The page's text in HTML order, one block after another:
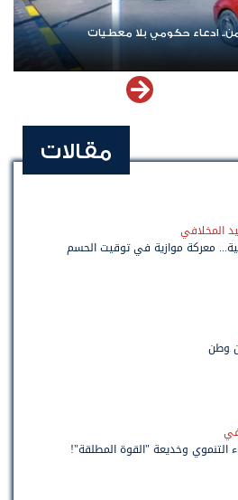
ادعاء حكومي بلا معطيات
مقالات
المخلافي
معركة موازية في توقيت الحسم
وطن
التنموي وخديعة "القوة المطلقة"!